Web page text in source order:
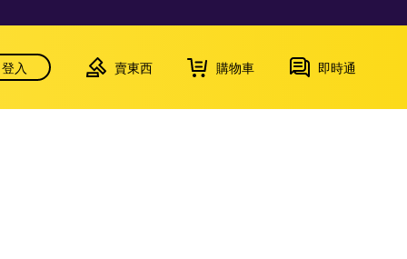
登入 賣東西 購物車 即時通